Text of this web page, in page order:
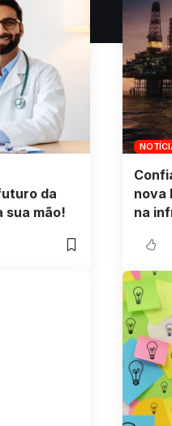
da
sua mão!
nova
na